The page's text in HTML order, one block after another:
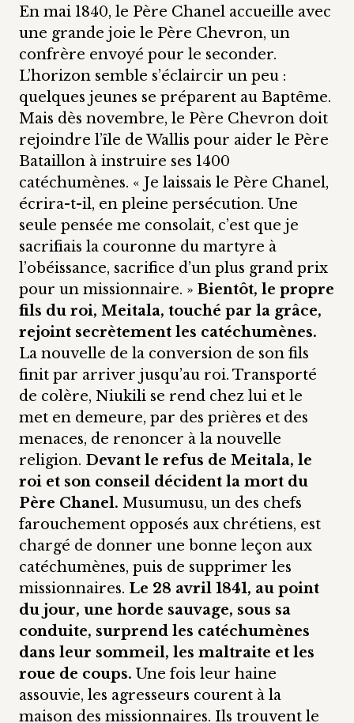
En mai 1840, le Père Chanel accueille avec
une grande joie le Père Chevron, un
confrère envoyé pour le seconder.
L’horizon semble s’éclaircir un peu :
quelques jeunes se préparent au Baptême.
Mais dès novembre, le Père Chevron doit
rejoindre l’île de Wallis pour aider le Père
Bataillon à instruire ses 1400
catéchumènes. « Je laissais le Père Chanel,
écrira-t-il, en pleine persécution. Une
seule pensée me consolait, c’est que je
sacrifiais la couronne du martyre à
l’obéissance, sacrifice d’un plus grand prix
pour un missionnaire. » Bientôt, le propre
fils du roi, Meitala, touché par la grâce,
rejoint secrètement les catéchumènes.
La nouvelle de la conversion de son fils
finit par arriver jusqu’au roi. Transporté
de colère, Niukili se rend chez lui et le
met en demeure, par des prières et des
menaces, de renoncer à la nouvelle
religion. Devant le refus de Meitala, le
roi et son conseil décident la mort du
Père Chanel. Musumusu, un des chefs
farouchement opposés aux chrétiens, est
chargé de donner une bonne leçon aux
catéchumènes, puis de supprimer les
missionnaires. Le 28 avril 1841, au point
du jour, une horde sauvage, sous sa
conduite, surprend les catéchumènes
dans leur sommeil, les maltraite et les
roue de coups. Une fois leur haine
assouvie, les agresseurs courent à la
maison des missionnaires. Ils trouvent le